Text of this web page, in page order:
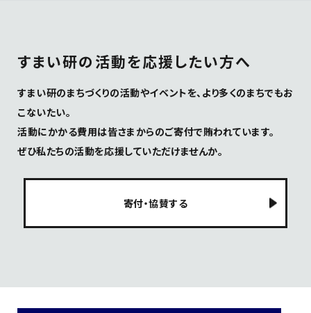
すまい研の活動を応援したい方へ
すまい研のまちづくりの活動やイベントを、より多くのまちでもお
こないたい。
活動にかかる費用は皆さまからのご寄付で賄われています。
ぜひ私たちの活動を応援していただけませんか。
寄付・協賛する